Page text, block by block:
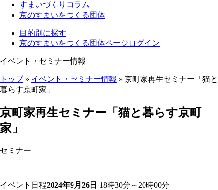
すまいづくりコラム
京のすまいをつくる団体
目的別に探す
京のすまいをつくる団体ページログイン
イベント・セミナー情報
トップ» イベント・セミナー情報 » 京町家再生セミナー「猫と
暮らす京町家」
ここから本文です。
京町家再生セミナー「猫と暮らす京町
家」
セミナー
イベント日程2024年9月26日 18時30分～20時00分